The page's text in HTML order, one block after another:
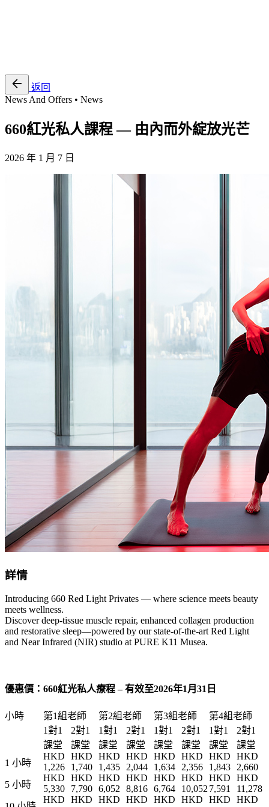
返回
News And Offers • News
660紅光私人課程 — 由內而外綻放光芒
2026 年 1 月 7 日
詳情
Introducing 660 Red Light Privates — where science meets beauty
meets wellness.
Discover deep-tissue muscle repair, enhanced collagen production
and restorative sleep—powered by our state-of-the-art Red Light
and Near Infrared (NIR) studio at PURE K11 Musea.
優惠價：660紅光私人療程 – 有效至2026年1月31日
小時 第1組老師 第2組老師 第3組老師
第4組老師
1對1
課堂
2對1
課堂
1對1
課堂
2對1
課堂
1對1
課堂
2對1
課堂
1對1
課堂
2對1
課堂
1 小時
HKD
1,226
HKD
1,740
HKD
1,435
HKD
2,044
HKD
1,634
HKD
2,356
HKD
1,843
HKD
2,660
5 小時
HKD
5,330
HKD
7,790
HKD
6,052
HKD
8,816
HKD
6,764
HKD
10,052
HKD
7,591
HKD
11,278
HKD
HKD
HKD
HKD
HKD
HKD
HKD
HKD